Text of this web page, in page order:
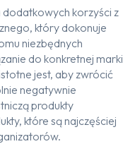
dodatkowych korzyści z
który dokonuje
niezbędnych
do konkretnej marki
jest, aby zwrócić
negatywnie
produkty
które są najczęściej